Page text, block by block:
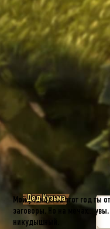
Дед Кузьма
Мой ученик, за этот год ты
заговоры. Но на мечах...
никудышный.